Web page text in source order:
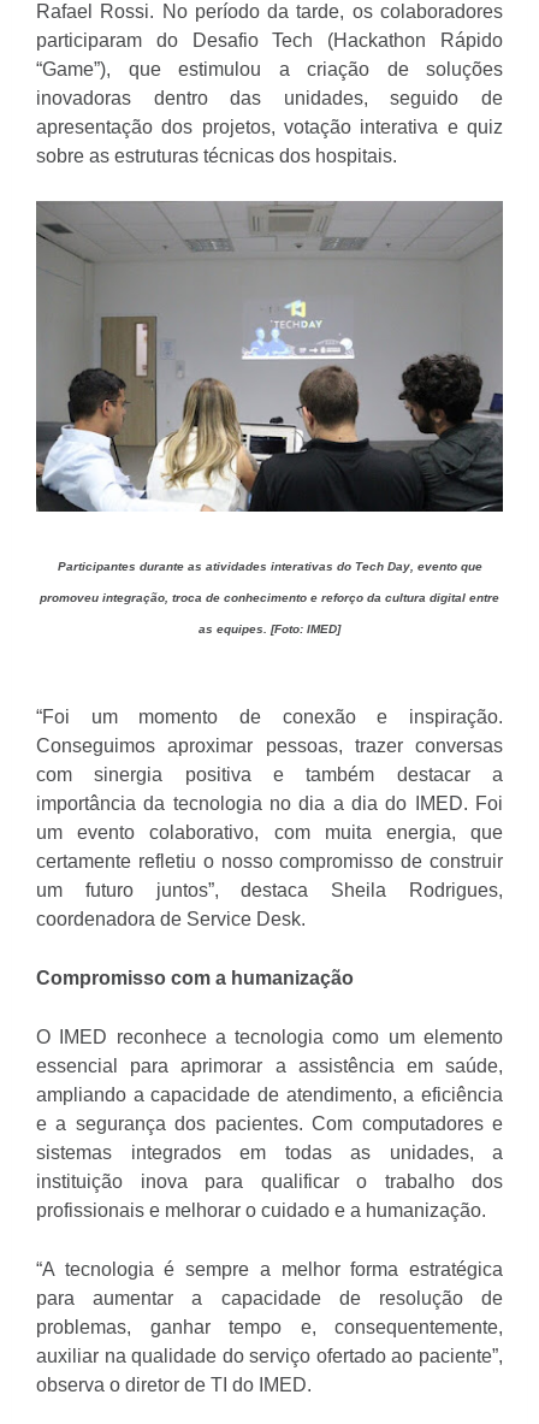
Rafael Rossi. No período da tarde, os colaboradores
participaram do Desafio Tech (Hackathon Rápido
“Game”), que estimulou a criação de soluções
inovadoras dentro das unidades, seguido de
apresentação dos projetos, votação interativa e quiz
sobre as estruturas técnicas dos hospitais.
Participantes durante as atividades interativas do Tech Day, evento que
promoveu integração, troca de conhecimento e reforço da cultura digital entre
as equipes. [Foto: IMED]
“Foi um momento de conexão e inspiração.
Conseguimos aproximar pessoas, trazer conversas
com sinergia positiva e também destacar a
importância da tecnologia no dia a dia do IMED. Foi
um evento colaborativo, com muita energia, que
certamente refletiu o nosso compromisso de construir
um futuro juntos”, destaca Sheila Rodrigues,
coordenadora de Service Desk.
Compromisso com a humanização
O IMED reconhece a tecnologia como um elemento
essencial para aprimorar a assistência em saúde,
ampliando a capacidade de atendimento, a eficiência
e a segurança dos pacientes. Com computadores e
sistemas integrados em todas as unidades, a
instituição inova para qualificar o trabalho dos
profissionais e melhorar o cuidado e a humanização.
“A tecnologia é sempre a melhor forma estratégica
para aumentar a capacidade de resolução de
problemas, ganhar tempo e, consequentemente,
auxiliar na qualidade do serviço ofertado ao paciente”,
observa o diretor de TI do IMED.